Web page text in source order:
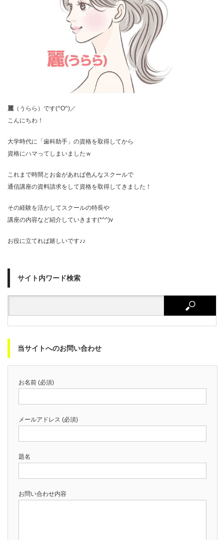
麗 （うらら）です(^O^)／
こんにちわ！
大学時代に「歯科助手」の資格を取得してから
資格にハマってしまいましたｗ
これまで時間とお金があれば色んなスクールで
通信講座の資料請求をして資格を取得してきました！
その経験を活かしてスクールの特長や
講座の内容など紹介していきます(*^^)v
お役に立てれば嬉しいです♪♪
サイト内ワード検索
当サイトへのお問い合わせ
お名前 (必須)
メールアドレス (必須)
題名
お問い合わせ内容